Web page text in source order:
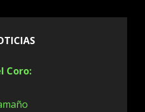
Chariot (U.S.A.) - El Coro
Coro: